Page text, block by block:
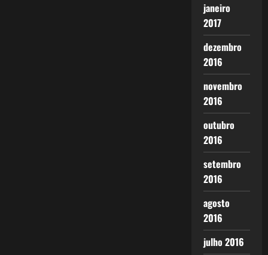
janeiro
2017
dezembro
2016
novembro
2016
outubro
2016
setembro
2016
agosto
2016
julho 2016